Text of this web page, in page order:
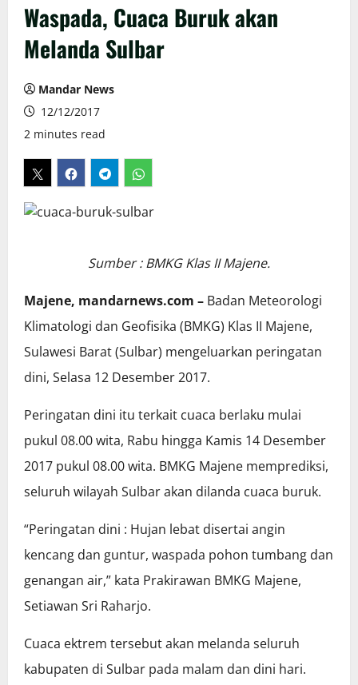
Waspada, Cuaca Buruk akan
Melanda Sulbar
Mandar News
12/12/2017
2 minutes read
Sumber : BMKG Klas II Majene.
Majene, mandarnews.com – Badan Meteorologi
Klimatologi dan Geofisika (BMKG) Klas II Majene,
Sulawesi Barat (Sulbar) mengeluarkan peringatan
dini, Selasa 12 Desember 2017.
Peringatan dini itu terkait cuaca berlaku mulai
pukul 08.00 wita, Rabu hingga Kamis 14 Desember
2017 pukul 08.00 wita. BMKG Majene memprediksi,
seluruh wilayah Sulbar akan dilanda cuaca buruk.
“Peringatan dini : Hujan lebat disertai angin
kencang dan guntur, waspada pohon tumbang dan
genangan air,” kata Prakirawan BMKG Majene,
Setiawan Sri Raharjo.
Cuaca ektrem tersebut akan melanda seluruh
kabupaten di Sulbar pada malam dan dini hari.